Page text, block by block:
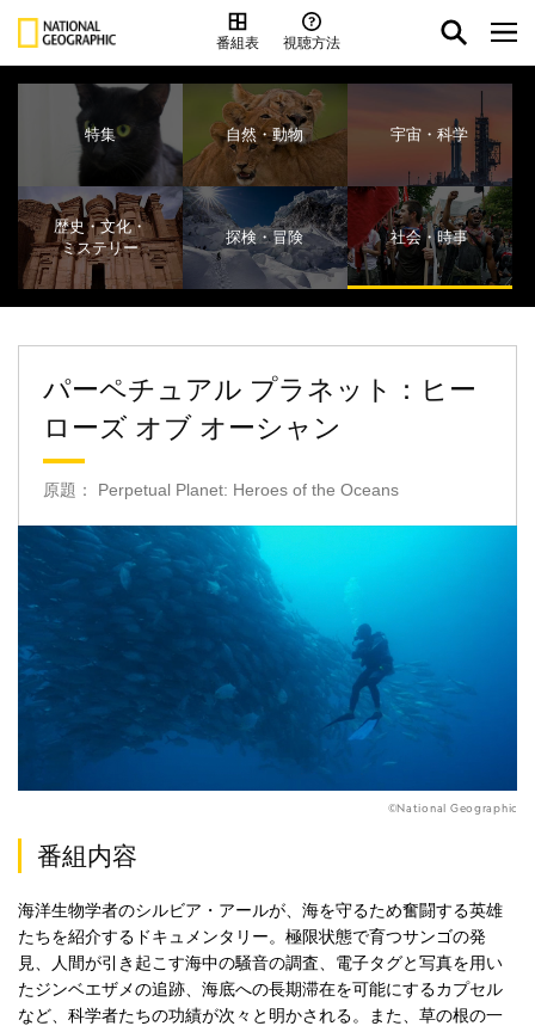
番組表 視聴方法
特集 自然・動物 宇宙・科学
歴史・文化・
ミステリー
探検・冒険 社会・時事
パーペチュアル プラネット：ヒー
ローズ オブ オーシャン
原題： Perpetual Planet: Heroes of the Oceans
©National Geographic
番組内容
海洋生物学者のシルビア・アールが、海を守るため奮闘する英雄
たちを紹介するドキュメンタリー。極限状態で育つサンゴの発
見、人間が引き起こす海中の騒音の調査、電子タグと写真を用い
たジンベエザメの追跡、海底への長期滞在を可能にするカプセル
など、科学者たちの功績が次々と明かされる。また、草の根の一